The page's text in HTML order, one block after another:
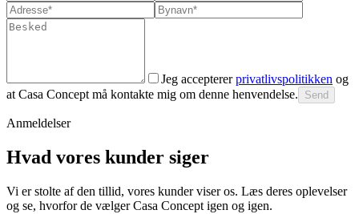
Jeg accepterer privatlivspolitikken og
at Casa Concept må kontakte mig om denne henvendelse.
Send
Anmeldelser
Hvad vores kunder siger
Vi er stolte af den tillid, vores kunder viser os. Læs deres oplevelser
og se, hvorfor de vælger Casa Concept igen og igen.